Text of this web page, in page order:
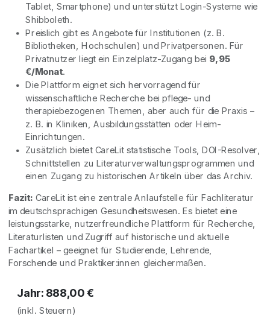
Tablet, Smartphone) und unterstützt Login-Systeme wie
Shibboleth.
Preislich gibt es Angebote für Institutionen (z. B.
Bibliotheken, Hochschulen) und Privatpersonen. Für
Privatnutzer liegt ein Einzelplatz-Zugang bei 9,95
€/Monat.
Die Plattform eignet sich hervorragend für
wissenschaftliche Recherche bei pflege- und
therapiebezogenen Themen, aber auch für die Praxis –
z. B. in Kliniken, Ausbildungsstätten oder Heim-
Einrichtungen.
Zusätzlich bietet CareLit statistische Tools, DOI-Resolver,
Schnittstellen zu Literaturverwaltungsprogrammen und
einen Zugang zu historischen Artikeln über das Archiv.
Fazit: CareLit ist eine zentrale Anlaufstelle für Fachliteratur
im deutschsprachigen Gesundheitswesen. Es bietet eine
leistungsstarke, nutzerfreundliche Plattform für Recherche,
Literaturlisten und Zugriff auf historische und aktuelle
Fachartikel – geeignet für Studierende, Lehrende,
Forschende und Praktiker:innen gleichermaßen.
Jahr: 888,00 €
(inkl. Steuern)